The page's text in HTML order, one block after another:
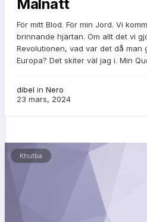
Malnatt
För mitt Blod. För min Jord. Vi
brinnande hjärtan. Om allt det vi
Revolutionen, vad var det då man
Europa? Det skiter väl jag i. Min
dibel in Nero
23 mars, 2024
Khutba